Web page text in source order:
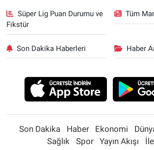
Süper Lig Puan Durumu ve
Fikstür
Tüm
Son Dakika Haberleri Haber
Son Dakika Haber Ekonomi
Sağlık
Spor Yayın Akışı